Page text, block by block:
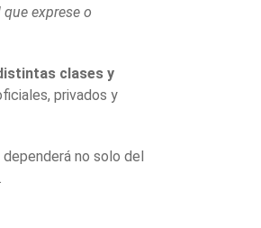
exprese o
clases y
privados y
no solo del
.